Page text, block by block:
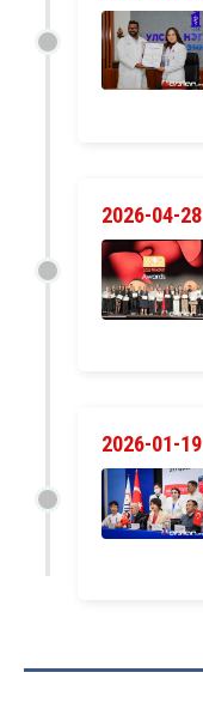
2026-04-28
2026-01-19